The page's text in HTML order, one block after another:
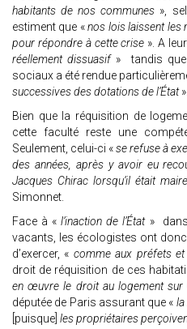
habitants de nos communes »,
estiment que «nos lois laissent les
pour répondre à cette crise ». A
réellement dissuasif» tandis que
sociaux a été rendue
successives des dotations de l’État».
Bien que la réquisition de
cette faculté reste une
Seulement, celui-ci «se refuse à
des années, après y avoir eu
Jacques Chirac lorsqu’il était
Simonnet.
Face à « l’inaction de l’État »
vacants, les écologistes ont
d’exercer, « comme aux préfets
droit de réquisition de ces
en œuvre le droit au logement
députée de Paris assurant que « la
[puisque] les propriétaires